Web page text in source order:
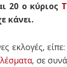
20 ο κύριος
κάνει.
εκλογές,
, σε